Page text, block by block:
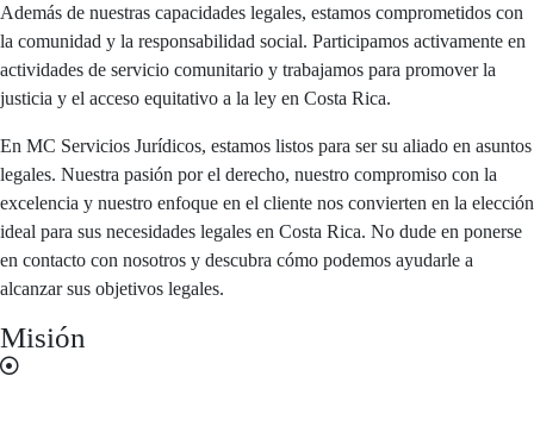
Además de nuestras capacidades legales, estamos comprometidos con
la comunidad y la responsabilidad social. Participamos activamente en
actividades de servicio comunitario y trabajamos para promover la
justicia y el acceso equitativo a la ley en Costa Rica.
En MC Servicios Jurídicos, estamos listos para ser su aliado en asuntos
legales. Nuestra pasión por el derecho, nuestro compromiso con la
excelencia y nuestro enfoque en el cliente nos convierten en la elección
ideal para sus necesidades legales en Costa Rica. No dude en ponerse
en contacto con nosotros y descubra cómo podemos ayudarle a
alcanzar sus objetivos legales.
Misión